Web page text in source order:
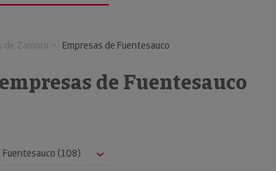
de Zamora Empresas de Fuentesauco
de Fuentesauco